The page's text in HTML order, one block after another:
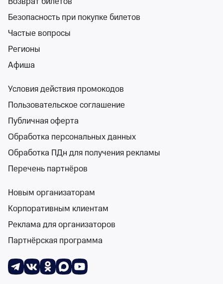
Спектакли
Фестивали в Томской области
2 события
События на карте
Сортировка Площадка
Анна Каренина
Томский драматический театр
Безопасность при покупке билетов
Частые вопросы
Регионы
Афиша
Условия действия промокодов
Пользовательское соглашение
Публичная оферта
Обработка персональных данных
Обработка ПДн для получения рекламы
Перечень партнёров
Новым организаторам
Корпоративным клиентам
Реклама для организаторов
Партнёрская программа